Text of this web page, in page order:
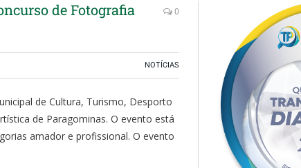
de Fotografia
0
NOTÍCIAS
de Cultura, Turismo, Desporto
de Paragominas. O evento está
amador e profissional. O evento